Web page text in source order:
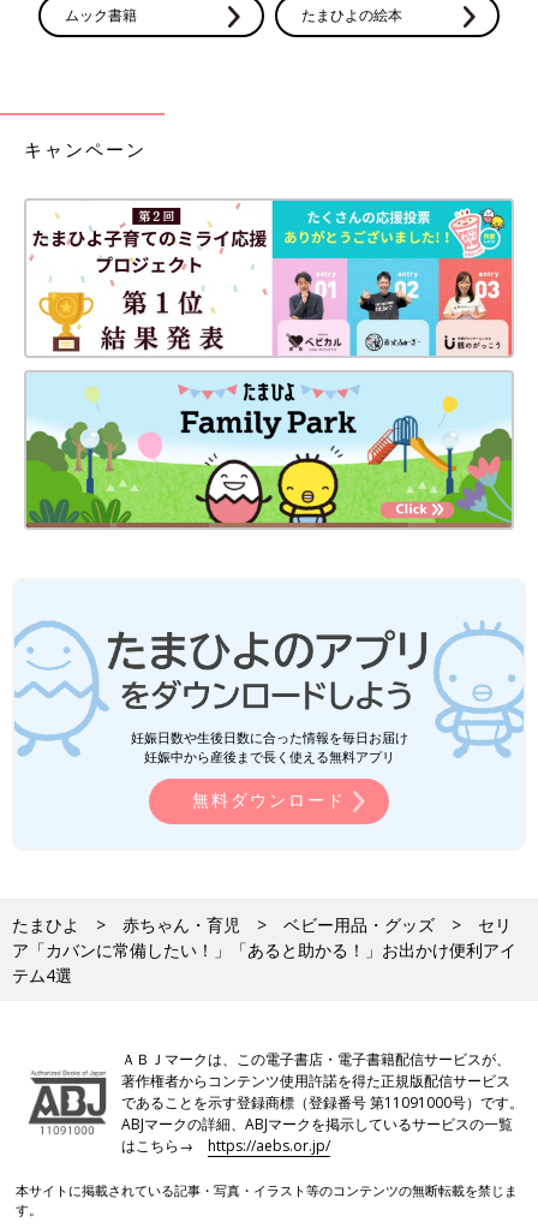
ムック書籍 たまひよの絵本
キャンペーン
妊娠日数や生後日数に合った情報を毎日お届け
妊娠中から産後まで長く使える無料アプリ
無料ダウンロード
たまひよ 赤ちゃん・育児 ベビー用品・グッズ
セリ
ア「カバンに常備したい！」「あると助かる！」お出かけ便利アイ
テム4選
ＡＢＪマークは、この電子書店・電子書籍配信サービスが、
著作権者からコンテンツ使用許諾を得た正規版配信サービス
であることを示す登録商標（登録番号 第11091000号）です。
ABJマークの詳細、ABJマークを掲示しているサービスの一覧
はこちら→https://aebs.or.jp/
本サイトに掲載されている記事・写真・イラスト等のコンテンツの無断転載を禁じま
す。